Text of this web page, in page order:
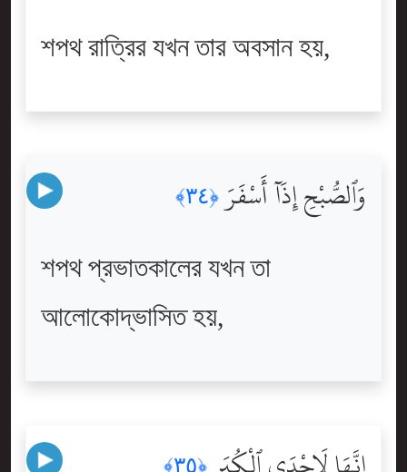
শপথ রাত্রির যখন তার অবসান হয়,
وَٱلصُّبْحِ إِذَآ أَسْفَرَ﴿٣٤﴾
শপথ প্রভাতকালের যখন তা
আলোকোদ্ভাসিত হয়,
﴿٣٥﴾